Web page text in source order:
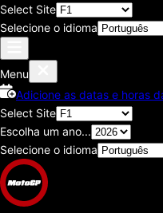
Select Site
Selecione o idioma
Menu
Adicione as datas e horas
Select Site
Escolha um ano...
Selecione o idioma